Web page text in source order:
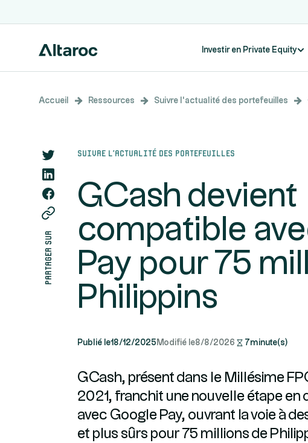
Investir en Private Equity
Accueil Ressources Suivre l’actualité des portefeuilles
partager sur
Suivre l’actualité des portefeuilles
GCash devient
compatible
Pay pour 75
Philippins
Publié le18/12/2025 Modifié le8/8/2026 7minute(s)
GCash, présent dans le Millésime
2021, franchit une nouvelle étape
avec Google Pay, ouvrant la voie à
et plus sûrs pour 75 millions de